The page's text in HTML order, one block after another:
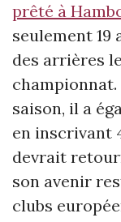
prêté à
seulement 19
des arrières
saison, il a
en inscrivant
devrait
son avenir
clubs